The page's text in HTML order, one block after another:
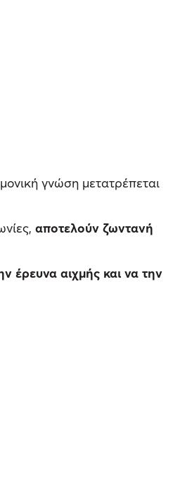
γνώση μετατρέπεται
αποτελούν ζωντανή
έρευνα αιχμής και να την